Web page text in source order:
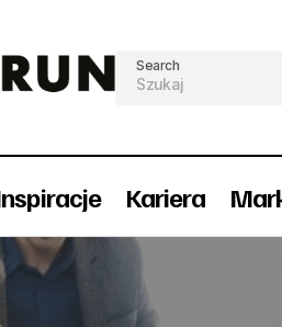
Search
Kariera
na Cannes